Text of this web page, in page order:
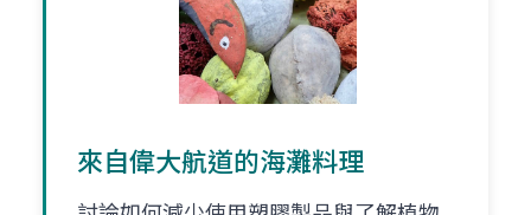
來自偉大航道的海灘料理